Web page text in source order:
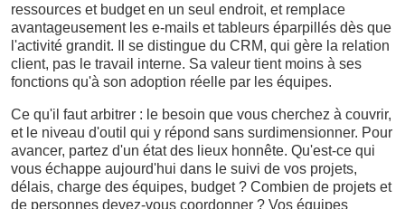
ressources et budget en un seul endroit, et remplace
avantageusement les e-mails et tableurs éparpillés dès que
l'activité grandit. Il se distingue du CRM, qui gère la relation
client, pas le travail interne. Sa valeur tient moins à ses
fonctions qu'à son adoption réelle par les équipes.
Ce qu'il faut arbitrer : le besoin que vous cherchez à couvrir,
et le niveau d'outil qui y répond sans surdimensionner. Pour
avancer, partez d'un état des lieux honnête. Qu'est-ce qui
vous échappe aujourd'hui dans le suivi de vos projets,
délais, charge des équipes, budget ? Combien de projets et
de personnes devez-vous coordonner ? Vos équipes